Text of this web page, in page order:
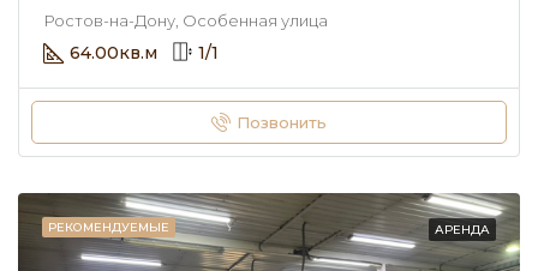
Ростов-на-Дону, Особенная улица
64.00кв.м 1/1
Позвонить
РЕКОМЕНДУЕМЫЕ АРЕНДА